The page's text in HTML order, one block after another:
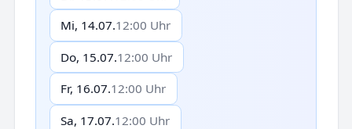
Mi, 14.07.12:00 Uhr
Do, 15.07.12:00 Uhr
Fr, 16.07.12:00 Uhr
Sa, 17.07.12:00 Uhr